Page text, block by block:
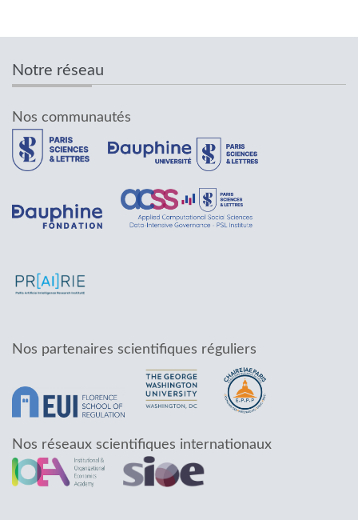
Notre réseau
Nos communautés
Nos partenaires scientifiques réguliers
Nos réseaux scientifiques internationaux